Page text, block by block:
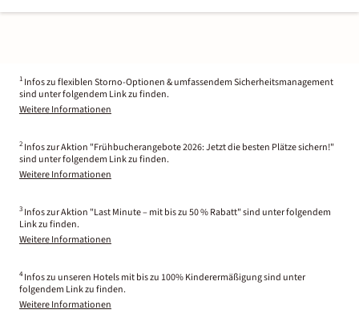
1 Infos zu flexiblen Storno-Optionen & umfassendem Sicherheitsmanagement
sind unter folgendem Link zu finden.
Weitere Informationen
2 Infos zur Aktion "Frühbucherangebote 2026: Jetzt die besten Plätze sichern!"
sind unter folgendem Link zu finden.
Weitere Informationen
3 Infos zur Aktion "Last Minute – mit bis zu 50 % Rabatt" sind unter folgendem
Link zu finden.
Weitere Informationen
4 Infos zu unseren Hotels mit bis zu 100% Kinderermäßigung sind unter
folgendem Link zu finden.
Weitere Informationen